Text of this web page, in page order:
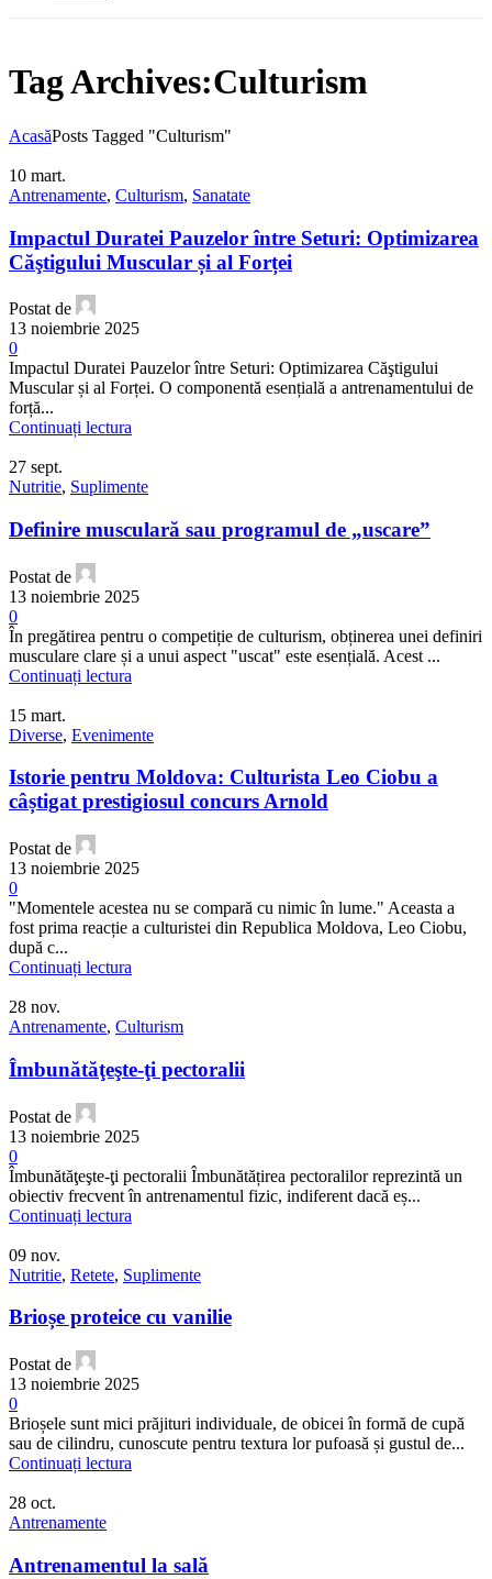
Tag Archives:Culturism
AcasăPosts Tagged "Culturism"
10 mart.
Antrenamente, Culturism, Sanatate
Impactul Duratei Pauzelor între Seturi: Optimizarea
Căştigului Muscular și al Forței
Postat de
13 noiembrie 2025
0
Impactul Duratei Pauzelor între Seturi: Optimizarea Căştigului
Muscular și al Forței. O componentă esențială a antrenamentului de
forță...
Continuați lectura
27 sept.
Nutritie, Suplimente
Definire musculară sau programul de „uscare”
Postat de
13 noiembrie 2025
0
În pregătirea pentru o competiție de culturism, obținerea unei definiri
musculare clare și a unui aspect "uscat" este esențială. Acest ...
Continuați lectura
15 mart.
Diverse, Evenimente
Istorie pentru Moldova: Culturista Leo Ciobu a
câștigat prestigiosul concurs Arnold
Postat de
13 noiembrie 2025
0
"Momentele acestea nu se compară cu nimic în lume." Aceasta a
fost prima reacție a culturistei din Republica Moldova, Leo Ciobu,
după c...
Continuați lectura
28 nov.
Antrenamente, Culturism
Îmbunătăţeşte-ţi pectoralii
Postat de
13 noiembrie 2025
0
Îmbunătăţeşte-ţi pectoralii Îmbunătățirea pectoralilor reprezintă un
obiectiv frecvent în antrenamentul fizic, indiferent dacă eș...
Continuați lectura
09 nov.
Nutritie, Retete, Suplimente
Brioșe proteice cu vanilie
Postat de
13 noiembrie 2025
0
Brioșele sunt mici prăjituri individuale, de obicei în formă de cupă
sau de cilindru, cunoscute pentru textura lor pufoasă și gustul de...
Continuați lectura
28 oct.
Antrenamente
Antrenamentul la sală